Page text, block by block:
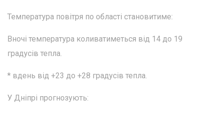
Температура повітря по області становитиме:
Вночі температура коливатиметься від 14 до 19
градусів тепла.
* вдень від +23 до +28 градусів тепла.
У Дніпрі прогнозують: